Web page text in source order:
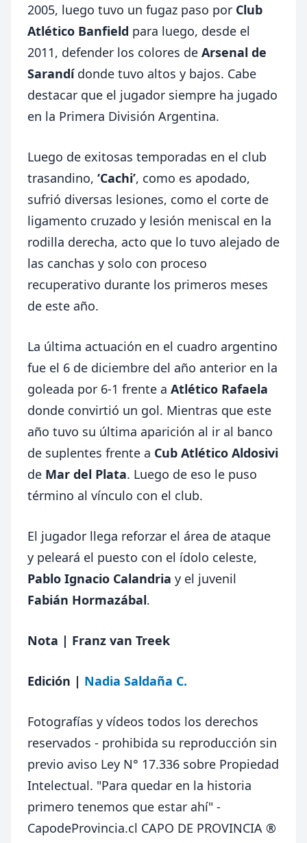
2005, luego tuvo un fugaz paso por Club
Atlético Banfield para luego, desde el
2011, defender los colores de Arsenal de
Sarandí donde tuvo altos y bajos. Cabe
destacar que el jugador siempre ha jugado
en la Primera División Argentina.
Luego de exitosas temporadas en el club
trasandino, ‘Cachi’, como es apodado,
sufrió diversas lesiones, como el corte de
ligamento cruzado y lesión meniscal en la
rodilla derecha, acto que lo tuvo alejado de
las canchas y solo con proceso
recuperativo durante los primeros meses
de este año.
La última actuación en el cuadro argentino
fue el 6 de diciembre del año anterior en la
goleada por 6-1 frente a Atlético Rafaela
donde convirtió un gol. Mientras que este
año tuvo su última aparición al ir al banco
de suplentes frente a Cub Atlético Aldosivi
de Mar del Plata. Luego de eso le puso
término al vínculo con el club.
El jugador llega reforzar el área de ataque
y peleará el puesto con el ídolo celeste,
Pablo Ignacio Calandria y el juvenil
Fabián Hormazábal.
Nota | Franz van Treek
Edición | Nadia Saldaña C.
Fotografías y vídeos todos los derechos
reservados - prohibida su reproducción sin
previo aviso Ley N° 17.336 sobre Propiedad
Intelectual. "Para quedar en la historia
primero tenemos que estar ahí" -
CapodeProvincia.cl CAPO DE PROVINCIA ®